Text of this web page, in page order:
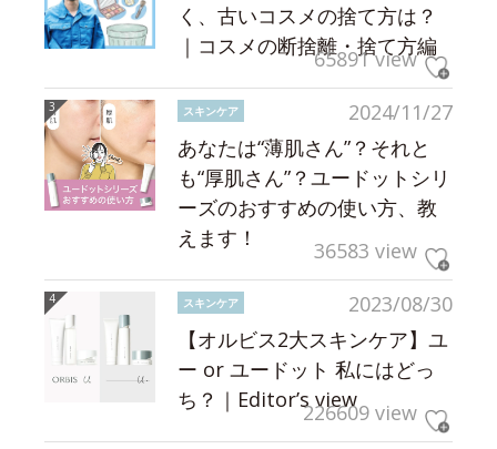
く、古いコスメの捨て方は？
｜コスメの断捨離・捨て方編
65891 view
2024/11/27
スキンケア
あなたは“薄肌さん”？それと
も“厚肌さん”？ユードットシリ
ーズのおすすめの使い方、教
えます！
36583 view
2023/08/30
スキンケア
【オルビス2大スキンケア】ユ
ー or ユードット 私にはどっ
ち？｜Editor’s view226609 view